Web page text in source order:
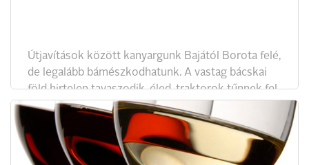
Útjavítások között kanyargunk Bajától Borota felé,
de legalább bámészkodhatunk. A vastag bácskai
föld hirtelen tavaszodik, éled, traktorok tűnnek fel
és el a látóhatáron. Ahogy Koch Csaba pincészete
felé fordulunk, egyre több gyümölcsös, szőlő tűnik
fel. Aztán a faluba vezető út sarkán épp csak túl,
ott a tavalyi Év Pincészete.